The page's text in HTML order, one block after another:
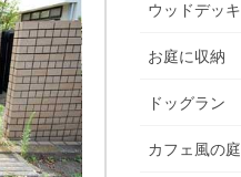
ウッドデッキ
お庭に収納
ドッグラン
カフェ風の庭